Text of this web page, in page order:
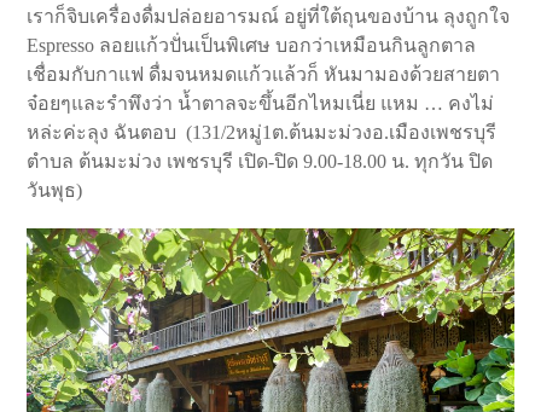
เราก็จิบเครื่องดื่มปล่อยอารมณ์ อยู่ที่ใต้ถุนของบ้าน ลุงถูกใจ
Espresso ลอยแก้วปั่นเป็นพิเศษ บอกว่าเหมือนกินลูกตาล
เชื่อมกับกาแฟ ดื่มจนหมดแก้วแล้วก็ หันมามองด้วยสายตา
จ๋อยๆและรำพึงว่า น้ำตาลจะขึ้นอีกไหมเนี่ย แหม … คงไม่
หล่ะค่ะลุง ฉันตอบ (131/2หมู่1ต.ต้นมะม่วงอ.เมืองเพชรบุรี
ตำบล ต้นมะม่วง เพชรบุรี เปิด-ปิด 9.00-18.00 น. ทุกวัน ปิด
วันพุธ)